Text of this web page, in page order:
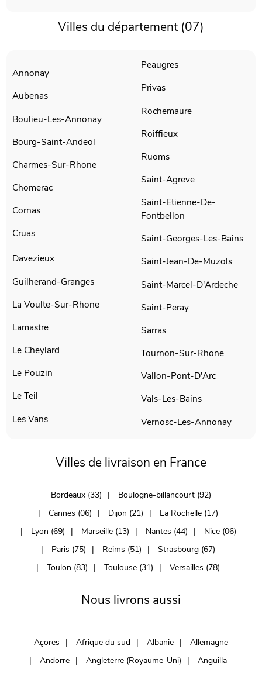
Villes du département (07)
Annonay
Aubenas
Boulieu-Les-Annonay
Bourg-Saint-Andeol
Charmes-Sur-Rhone
Chomerac
Cornas
Cruas
Davezieux
Guilherand-Granges
La Voulte-Sur-Rhone
Lamastre
Le Cheylard
Le Pouzin
Le Teil
Les Vans
Peaugres
Privas
Rochemaure
Roiffieux
Ruoms
Saint-Agreve
Saint-Etienne-De-
Fontbellon
Saint-Georges-Les-Bains
Saint-Jean-De-Muzols
Saint-Marcel-D'Ardeche
Saint-Peray
Sarras
Tournon-Sur-Rhone
Vallon-Pont-D'Arc
Vals-Les-Bains
Vernosc-Les-Annonay
Villes de livraison en France
Bordeaux (33)
Boulogne-billancourt (92)
Cannes (06)
Dijon (21)
La Rochelle (17)
Lyon (69)
Marseille (13) Nantes (44)
Nice (06)
Paris (75)
Reims (51)
Strasbourg (67)
Toulon (83)
Toulouse (31) Versailles (78)
Nous livrons aussi
Açores Afrique du sud Albanie
Allemagne
Andorre
Angleterre (Royaume-Uni)
Anguilla